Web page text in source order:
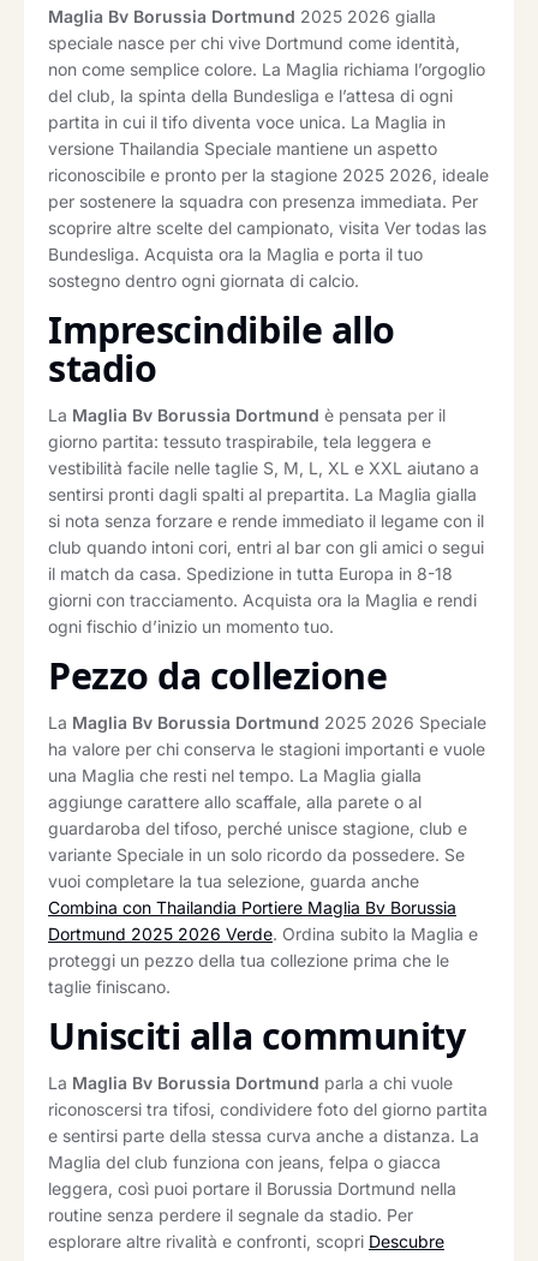
Maglia Bv Borussia Dortmund 2025 2026 gialla
speciale nasce per chi vive Dortmund come identità,
non come semplice colore. La Maglia richiama l’orgoglio
del club, la spinta della Bundesliga e l’attesa di ogni
partita in cui il tifo diventa voce unica. La Maglia in
versione Thailandia Speciale mantiene un aspetto
riconoscibile e pronto per la stagione 2025 2026, ideale
per sostenere la squadra con presenza immediata. Per
scoprire altre scelte del campionato, visita Ver todas las
Bundesliga. Acquista ora la Maglia e porta il tuo
sostegno dentro ogni giornata di calcio.
Imprescindibile allo
stadio
La Maglia Bv Borussia Dortmund è pensata per il
giorno partita: tessuto traspirabile, tela leggera e
vestibilità facile nelle taglie S, M, L, XL e XXL aiutano a
sentirsi pronti dagli spalti al prepartita. La Maglia gialla
si nota senza forzare e rende immediato il legame con il
club quando intoni cori, entri al bar con gli amici o segui
il match da casa. Spedizione in tutta Europa in 8-18
giorni con tracciamento. Acquista ora la Maglia e rendi
ogni fischio d’inizio un momento tuo.
Pezzo da collezione
La Maglia Bv Borussia Dortmund 2025 2026 Speciale
ha valore per chi conserva le stagioni importanti e vuole
una Maglia che resti nel tempo. La Maglia gialla
aggiunge carattere allo scaffale, alla parete o al
guardaroba del tifoso, perché unisce stagione, club e
variante Speciale in un solo ricordo da possedere. Se
vuoi completare la tua selezione, guarda anche
Combina con Thailandia Portiere Maglia Bv Borussia
Dortmund 2025 2026 Verde. Ordina subito la Maglia e
proteggi un pezzo della tua collezione prima che le
taglie finiscano.
Unisciti alla community
La Maglia Bv Borussia Dortmund parla a chi vuole
riconoscersi tra tifosi, condividere foto del giorno partita
e sentirsi parte della stessa curva anche a distanza. La
Maglia del club funziona con jeans, felpa o giacca
leggera, così puoi portare il Borussia Dortmund nella
routine senza perdere il segnale da stadio. Per
esplorare altre rivalità e confronti, scopri Descubre